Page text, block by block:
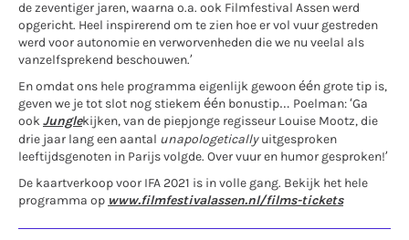
de zeventiger jaren, waarna o.a. ook Filmfestival Assen werd
opgericht. Heel inspirerend om te zien hoe er vol vuur gestreden
werd voor autonomie en verworvenheden die we nu veelal als
vanzelfsprekend beschouwen.’
En omdat ons hele programma eigenlijk gewoon één grote tip is,
geven we je tot slot nog stiekem één bonustip… Poelman: ‘Ga
ook Junglekijken, van de piepjonge regisseur Louise Mootz, die
drie jaar lang een aantal unapologeticallyuitgesproken
leeftijdsgenoten in Parijs volgde. Over vuur en humor gesproken!’
De kaartverkoop voor IFA 2021 is in volle gang. Bekijk het hele
programma op www.filmfestivalassen.nl/films-tickets